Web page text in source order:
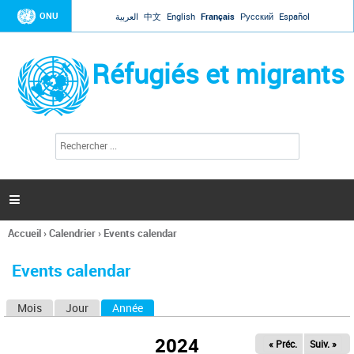
Jump to navigation
ONU العربية 中文 English Français Русский Español
Réfugiés et migrants
l
c
h
e

Vous
ici
Accueil›Calendrier› Events calendar
Events calendar
Mois Jour Année
2024 « Préc. Suiv. »